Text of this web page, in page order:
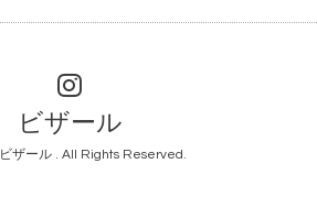
ビザール
ビザール . All Rights Reserved.